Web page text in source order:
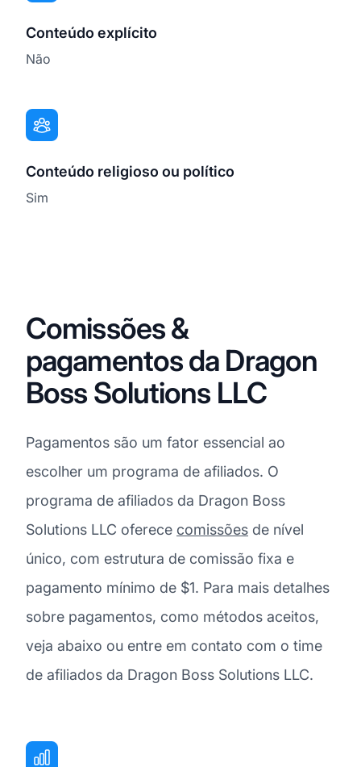
Conteúdo explícito
Não
Conteúdo religioso ou político
Sim
Comissões &
pagamentos da Dragon
Boss Solutions LLC
Pagamentos são um fator essencial ao
escolher um programa de afiliados. O
programa de afiliados da Dragon Boss
Solutions LLC oferece comissões de nível
único, com estrutura de comissão fixa e
pagamento mínimo de $1. Para mais detalhes
sobre pagamentos, como métodos aceitos,
veja abaixo ou entre em contato com o time
de afiliados da Dragon Boss Solutions LLC.